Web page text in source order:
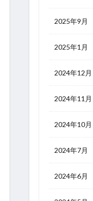
2025年9月
2025年1月
2024年12月
2024年11月
2024年10月
2024年7月
2024年6月